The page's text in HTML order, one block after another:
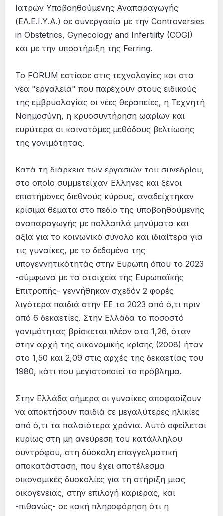
Ιατρών Υποβοηθούμενης Αναπαραγωγής
(ΕΛ.Ε.Ι.Υ.Α.) σε συνεργασία με την Controversies
in Obstetrics, Gynecology and Infertility (COGI)
και με την υποστήριξη της Ferring.
Το FORUM εστίασε στις τεχνολογίες και στα
νέα "εργαλεία" που παρέχουν στους ειδικούς
της εμβρυολογίας οι νέες θεραπείες, η Τεχνητή
Νοημοσύνη, η κρυοσυντήρηση ωαρίων και
ευρύτερα οι καινοτόμες μεθόδους βελτίωσης
της γονιμότητας.
Κατά τη διάρκεια των εργασιών του συνεδρίου,
στο οποίο συμμετείχαν Έλληνες και ξένοι
επιστήμονες διεθνούς κύρους, αναδείχτηκαν
κρίσιμα θέματα στο πεδίο της υποβοηθούμενης
αναπαραγωγής με πολλαπλά μηνύματα και
αξία για το κοινωνικό σύνολο και ιδιαίτερα για
τις γυναίκες, με το δεδομένο της
υπογεννητικότητάς στην Ευρώπη όπου το 2023
-σύμφωνα με τα στοιχεία της Ευρωπαϊκής
Επιτροπής- γεννήθηκαν σχεδόν 2 φορές
λιγότερα παιδιά στην ΕΕ το 2023 από ό,τι πριν
από 6 δεκαετίες. Στην Ελλάδα το ποσοστό
γονιμότητας βρίσκεται πλέον στο 1,26, όταν
στην αρχή της οικονομικής κρίσης (2008) ήταν
στο 1,50 και 2,09 στις αρχές της δεκαετίας του
1980, κάτι που μεγιστοποιεί το πρόβλημα.
Στην Ελλάδα σήμερα οι γυναίκες αποφασίζουν
να αποκτήσουν παιδιά σε μεγαλύτερες ηλικίες
από ό,τι τα παλαιότερα χρόνια. Αυτό οφείλεται
κυρίως στη μη ανεύρεση του κατάλληλου
συντρόφου, στη δύσκολη επαγγελματική
αποκατάσταση, που έχει αποτέλεσμα
οικονομικές δυσκολίες για τη στήριξη μιας
οικογένειας, στην επιλογή καριέρας, και
-πιθανώς- σε κακή πληροφόρηση ότι η